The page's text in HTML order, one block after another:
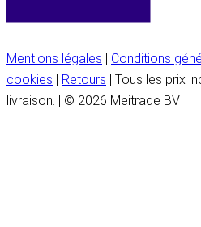
Mentions légales | Conditions
cookies | Retours | Tous les prix
livraison. | © 2026 Meitrade BV